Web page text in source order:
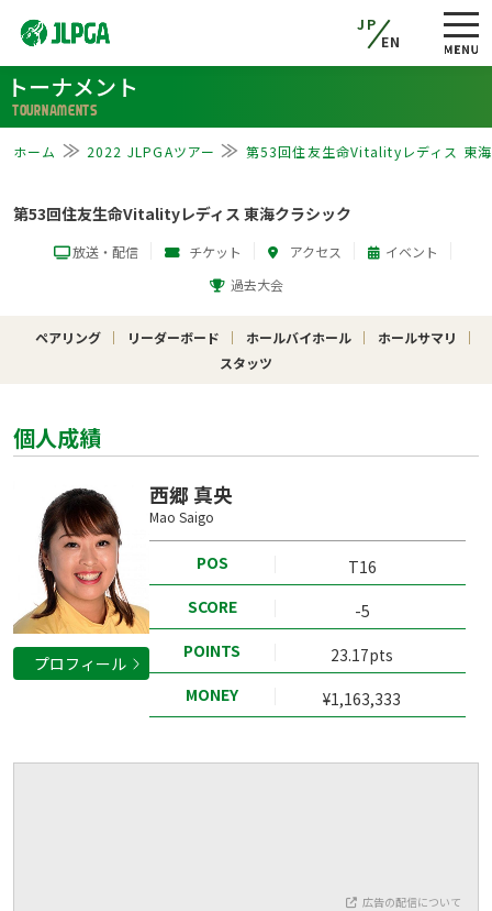
JP
EN
トーナメント
TOURNAMENTS
ホーム 2022 JLPGAツアー 第53回住友生命Vitalityレディス 東
第53回住友生命Vitalityレディス 東海クラシック
放送・配信 チケット アクセス
イベント
過去大会
ペアリング リーダーボード ホールバイホール
ホールサマリ
スタッツ
個人成績
プロフィール
西郷 真央
Mao Saigo
POS
T16
SCORE
-5
POINTS
23.17pts
MONEY
¥1,163,333
広告の配信について